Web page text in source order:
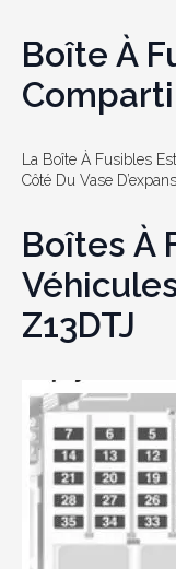
Boîte À
La Boîte À Fusibles
Côté Du Vase
Boîtes À
Z13DTJ